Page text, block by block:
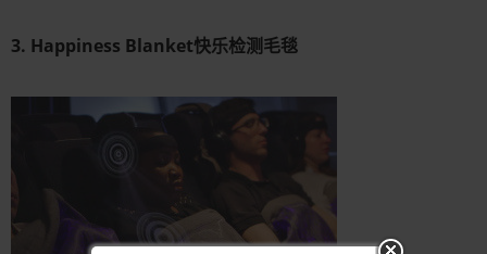
3. Happiness Blanket快乐检测毛毯